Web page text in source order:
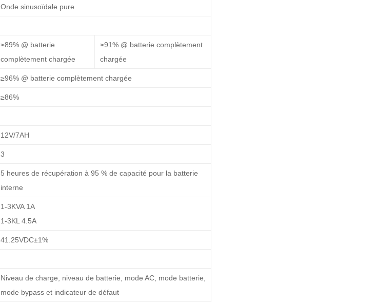
Onde sinusoïdale pure
≥89% @ batterie
complètement chargée
≥91% @ batterie complètement
chargée
≥96% @ batterie complètement chargée
≥86%
12V/7AH
3
5 heures de récupération à 95 % de capacité pour la batterie
interne
1-3KVA 1A
1-3KL 4.5A
41.25VDC±1%
Niveau de charge, niveau de batterie, mode AC, mode batterie,
mode bypass et indicateur de défaut